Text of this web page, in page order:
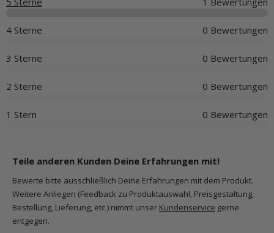
4 Sterne 0 Bewertungen
3 Sterne 0 Bewertungen
2 Sterne 0 Bewertungen
1 Stern 0 Bewertungen
Teile anderen Kunden Deine Erfahrungen mit!
Bewerte bitte ausschließlich Deine Erfahrungen mit dem Produkt.
Weitere Anliegen (Feedback zu Produktauswahl, Preisgestaltung,
Bestellung, Lieferung, etc.) nimmt unser Kundenservice gerne
entgegen.